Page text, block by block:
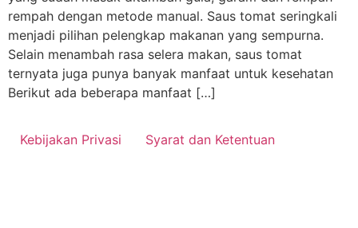
rempah dengan metode manual. Saus tomat seringkali
menjadi pilihan pelengkap makanan yang sempurna.
Selain menambah rasa selera makan, saus tomat
ternyata juga punya banyak manfaat untuk kesehatan
Berikut ada beberapa manfaat […]
Kebijakan Privasi Syarat dan Ketentuan